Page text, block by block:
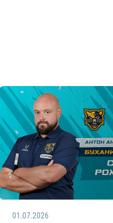
01.07.2026